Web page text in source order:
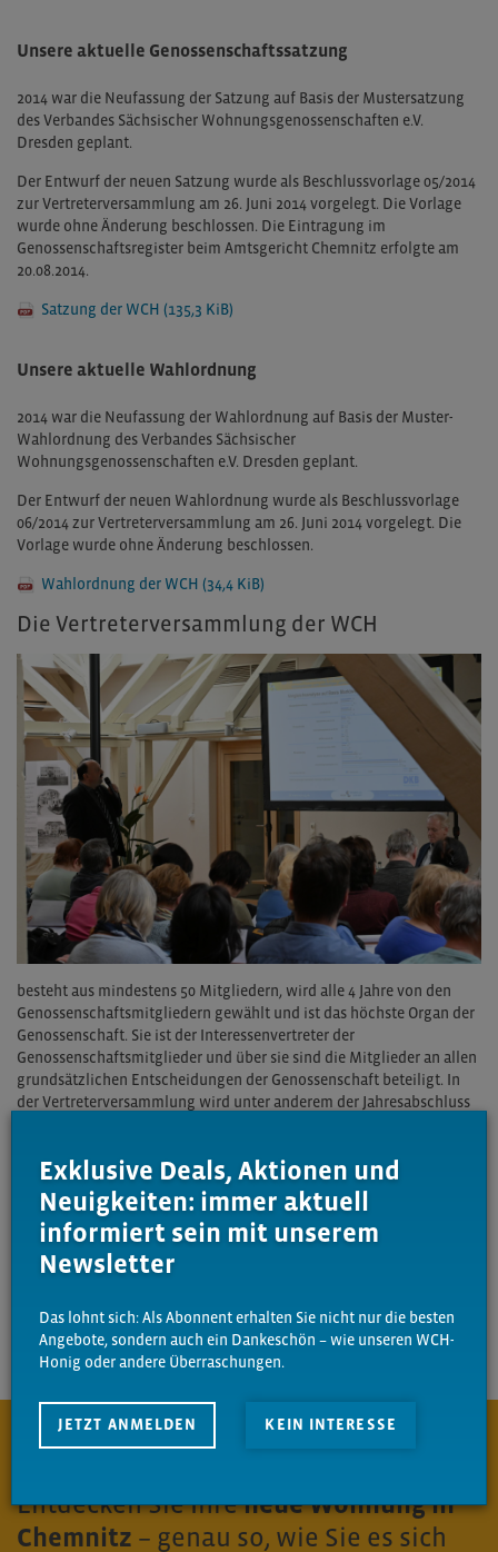
Unsere aktuelle Genossenschaftssatzung
2014 war die Neufassung der Satzung auf Basis der Mustersatzung
des Verbandes Sächsischer Wohnungsgenossenschaften e.V.
Dresden geplant.
Der Entwurf der neuen Satzung wurde als Beschlussvorlage 05/2014
zur Vertreterversammlung am 26. Juni 2014 vorgelegt. Die Vorlage
wurde ohne Änderung beschlossen. Die Eintragung im
Genossenschaftsregister beim Amtsgericht Chemnitz erfolgte am
20.08.2014.
Satzung der WCH (135,3 KiB)
Unsere aktuelle Wahlordnung
2014 war die Neufassung der Wahlordnung auf Basis der Muster-
Wahlordnung des Verbandes Sächsischer
Wohnungsgenossenschaften e.V. Dresden geplant.
Der Entwurf der neuen Wahlordnung wurde als Beschlussvorlage
06/2014 zur Vertreterversammlung am 26. Juni 2014 vorgelegt. Die
Vorlage wurde ohne Änderung beschlossen.
Wahlordnung der WCH (34,4 KiB)
Die Vertreterversammlung der WCH
besteht aus mindestens 50 Mitgliedern, wird alle 4 Jahre von den
Genossenschaftsmitgliedern gewählt und ist das höchste Organ der
Genossenschaft. Sie ist der Interessenvertreter der
Genossenschaftsmitglieder und über sie sind die Mitglieder an allen
grundsätzlichen Entscheidungen der Genossenschaft beteiligt. In
der Vertreterversammlung wird unter anderem der Jahresabschluss
Die Namen der amtierenden Vertreter, deren Verantwortungsbereich
sowie den Kontakt können Sie in der Geschäftsstelle der
Genossenschaft einsehen.
Entdecken Sie Ihreneue Wohnung in
Chemnitz – genau so, wie Sie es sich
Exklusive Deals, Aktionen und
Neuigkeiten: immer aktuell
informiert sein mit unserem
Newsletter
Das lohnt sich: Als Abonnent erhalten Sie nicht nur die besten
Angebote, sondern auch ein Dankeschön – wie unseren WCH-
Honig oder andere Überraschungen.
JETZT ANMELDEN KEIN INTERESSE